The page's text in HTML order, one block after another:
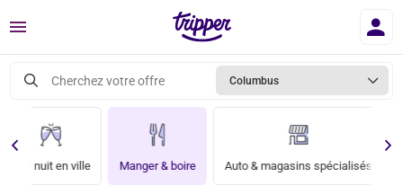
Menu
Cherchez votre offre Columbus
Une nuit en ville Manger & boire Auto & magasins spécialisés